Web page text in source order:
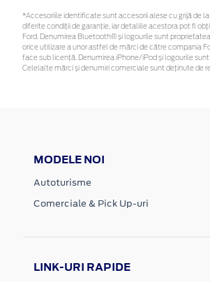
*Accesoriile identificate sunt accesorii alese cu grijă de
diferite condiții de garanție, iar detaliile acestora pot fi
Ford. Denumirea Bluetooth® și logourile sunt
orice utilizare a unor astfel de mărci de către compania
face sub licență. Denumirea iPhone/iPod și logourile sunt
Celelalte mărci și denumiri comerciale sunt deținute de
MODELE NOI
Autoturisme
Comerciale & Pick Up-uri
LINK-URI RAPIDE